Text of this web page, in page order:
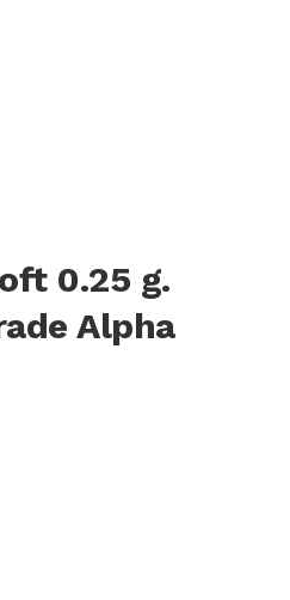
0.25 g.
Alpha